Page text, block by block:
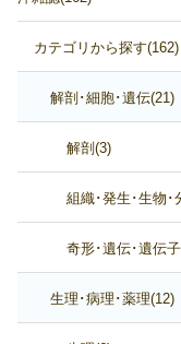
カテゴリから探す(162)
解剖･細胞･遺伝(21)
解剖(3)
組織･発生･生物･
奇形･遺伝･遺伝
生理･病理･薬理(12)